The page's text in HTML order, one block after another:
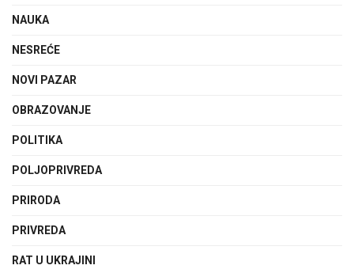
NAUKA
NESREĆE
NOVI PAZAR
OBRAZOVANJE
POLITIKA
POLJOPRIVREDA
PRIRODA
PRIVREDA
RAT U UKRAJINI